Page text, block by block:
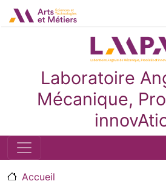
Aller au contenu principal
Laboratoire
Mécanique,
Logo_image
Accueil